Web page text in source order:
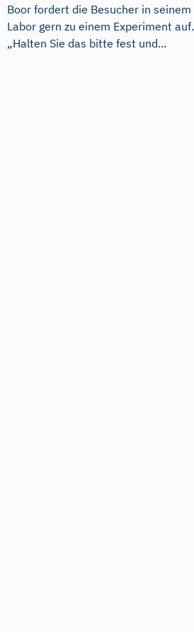
Boor fordert die Besucher in seinem
Labor gern zu einem Experiment auf.
„Halten Sie das bitte fest und...